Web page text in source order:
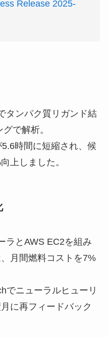
Release 2025-
タンパク質リガンド結
で解析。
時間に短縮され、候
上しました。
ラとAWS EC2を組み
月間燃料コストを7%
でニューラルヒューリ
に再フィードバック